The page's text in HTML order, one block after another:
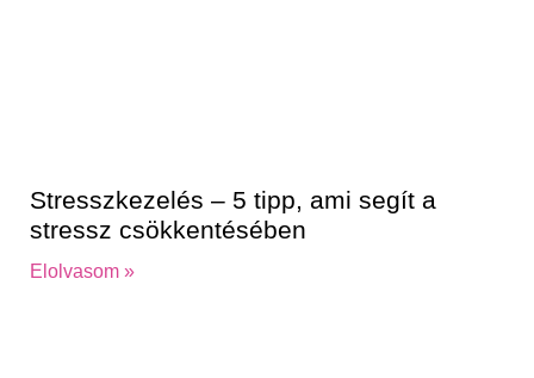
Stresszkezelés – 5 tipp, ami segít a
stressz csökkentésében
Elolvasom »